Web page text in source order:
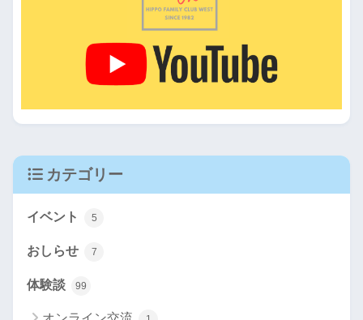
カテゴリー
イベント 5
おしらせ 7
体験談 99